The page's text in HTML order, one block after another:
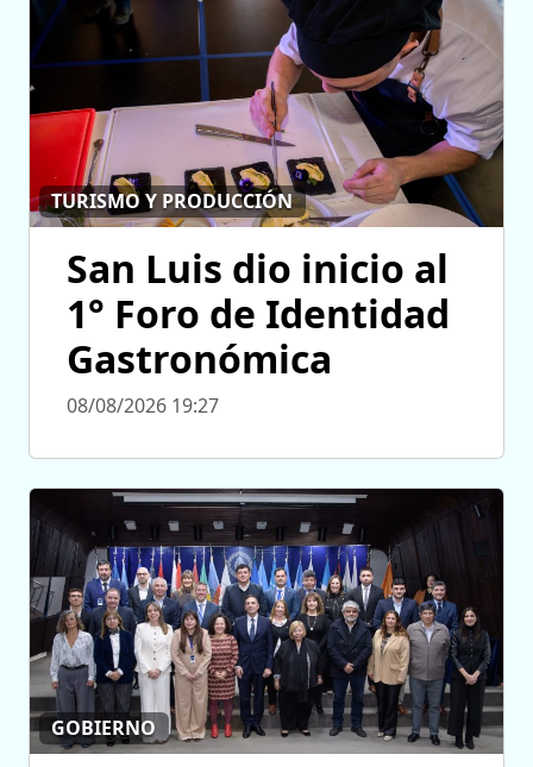
TURISMO Y PRODUCCIÓN
San Luis dio inicio al
1° Foro de Identidad
Gastronómica
08/08/2026 19:27
GOBIERNO